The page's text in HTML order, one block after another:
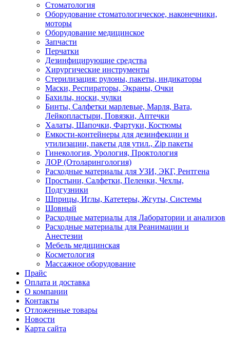
Стоматология
Оборудование стоматологическое, наконечники,
моторы
Оборудование медицинское
Запчасти
Перчатки
Дезинфицирующие средства
Хирургические инструменты
Стерилизация: рулоны, пакеты, индикаторы
Маски, Респираторы, Экраны, Очки
Бахилы, носки, чулки
Бинты, Салфетки марлевые, Марля, Вата,
Лейкопластыри, Повязки, Аптечки
Халаты, Шапочки, Фартуки, Костюмы
Емкости-контейнеры для дезинфекции и
утилизации, пакеты для утил., Zip пакеты
Гинекология, Урология, Проктология
ЛОР (Отоларингология)
Расходные материалы для УЗИ, ЭКГ, Рентгена
Простыни, Салфетки, Пеленки, Чехлы,
Подгузники
Шприцы, Иглы, Катетеры, Жгуты, Системы
Шовный
Расходные материалы для Лаборатории и анализов
Расходные материалы для Реанимации и
Анестезии
Мебель медицинская
Косметология
Массажное оборудование
Прайс
Оплата и доставка
О компании
Контакты
Отложенные товары
Новости
Карта сайта